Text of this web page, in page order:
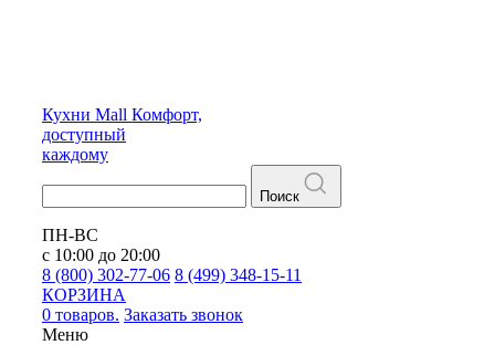
Кухни Mall Комфорт,
доступный
каждому
Поиск
ПН-ВС
с 10:00 до 20:00
8 (800) 302-77-06 8 (499) 348-15-11
КОРЗИНА
0 товаров. Заказать звонок
Меню